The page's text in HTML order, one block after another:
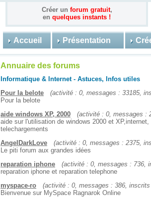
Créer un forum gratuit,
en quelques instants !
Accueil Présentation
Annuaire des forums
Informatique & Internet - Astuces, Infos utiles
Pour la belote
(activité : 0, messages : 33185,
Pour la belote
aide windows XP, 2000
(activité : 0, messages :
aide sur l'utilisation de windows 2000 et
telechargements
AngelDarkLove
(activité : 0, messages : 2375,
Le piti forum aux grandes idées
reparation iphone
(activité : 0, messages : 736,
reparation iphone et reparation telephone
myspace-ro
(activité : 0, messages : 386,
Bienvenue sur MySpace Ragnarok Online